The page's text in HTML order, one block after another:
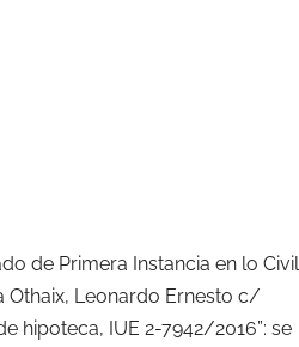
de Primera Instancia en lo Civil
Othaix, Leonardo Ernesto c/
hipoteca, IUE 2-7942/2016”: se